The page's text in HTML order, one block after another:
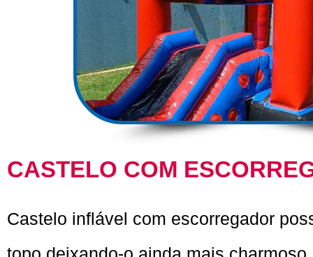
CASTELO COM
Castelo inflável com escorregador